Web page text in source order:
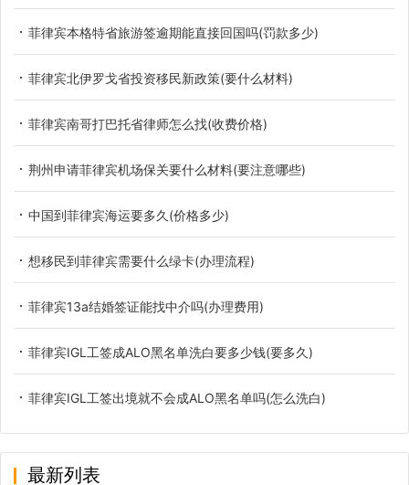
菲律宾本格特省旅游签逾期能直接回国吗(罚款多少)
菲律宾北伊罗戈省投资移民新政策(要什么材料)
菲律宾南哥打巴托省律师怎么找(收费价格)
荆州申请菲律宾机场保关要什么材料(要注意哪些)
中国到菲律宾海运要多久(价格多少)
想移民到菲律宾需要什么绿卡(办理流程)
菲律宾13a结婚签证能找中介吗(办理费用)
菲律宾IGL工签成ALO黑名单洗白要多少钱(要多久)
菲律宾IGL工签出境就不会成ALO黑名单吗(怎么洗白)
最新列表